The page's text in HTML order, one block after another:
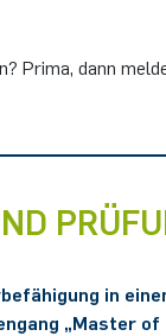
Prima, dann
in
„Master of